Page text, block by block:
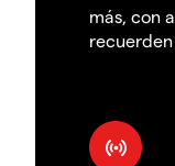
más, con